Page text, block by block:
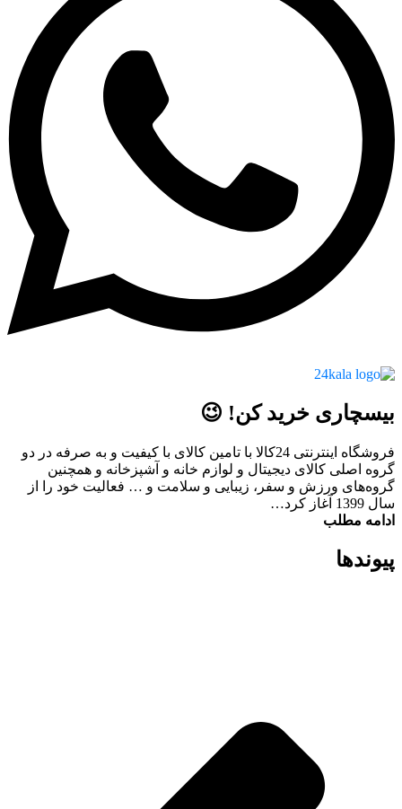
بیسچاری خرید کن! 😉
فروشگاه اینترنتی 24کالا با تامین کالای با کیفیت و به صرفه در دو
گروه اصلی کالای دیجیتال و لوازم خانه و آشپزخانه و همچنین
گروه‌های ورزش و سفر، زیبایی و سلامت و … فعالیت خود را از
سال 1399 آغاز کرد…
ادامه مطلب
پیوند‌ها